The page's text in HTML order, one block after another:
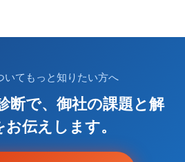
いてもっと知りたい方へ
断で、御社の課題と解
伝えします。